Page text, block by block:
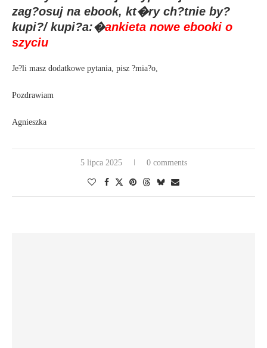
zag?osuj na ebook, kt�ry ch?tnie by?
kupi?/ kupi?a:�ankieta nowe ebooki o
szyciu
Je?li masz dodatkowe pytania, pisz ?mia?o,
Pozdrawiam
Agnieszka
5 lipca 2025 0 comments